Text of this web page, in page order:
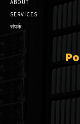
ABOUT
SERVICES
संपर्क